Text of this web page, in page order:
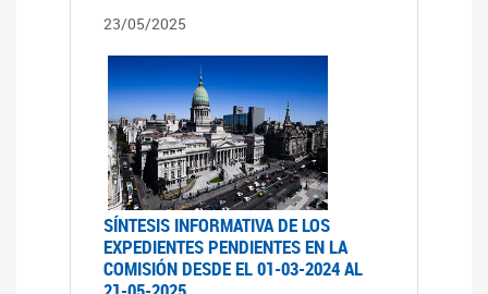
23/05/2025
SÍNTESIS INFORMATIVA DE LOS
EXPEDIENTES PENDIENTES EN LA
COMISIÓN DESDE EL 01-03-2024 AL